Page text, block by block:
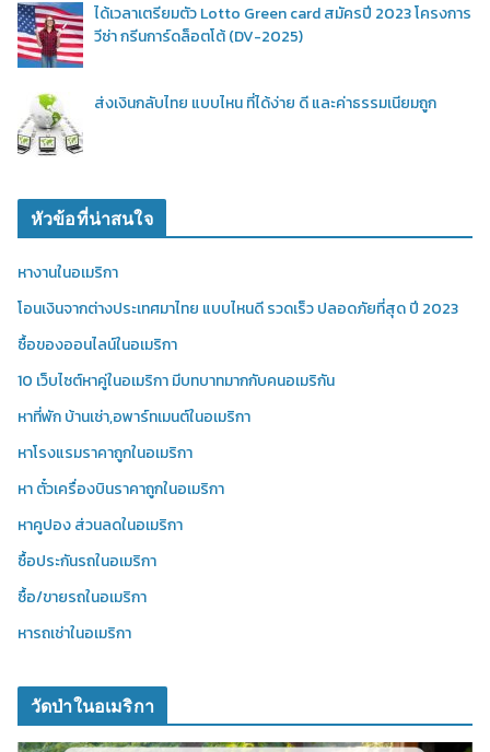
ได้เวลาเตรียมตัว Lotto Green card สมัครปี 2023 โครงการ
วีซ่า กรีนการ์ดล็อตโต้ (DV-2025)
ส่งเงินกลับไทย แบบไหน ที่ได้ง่าย ดี และค่าธรรมเนียมถูก
หัวข้อที่น่าสนใจ
หางานในอเมริกา
โอนเงินจากต่างประเทศมาไทย แบบไหนดี รวดเร็ว ปลอดภัยที่สุด ปี 2023
ซื้อของออนไลน์ในอเมริกา
10 เว็บไซต์หาคู่ในอเมริกา มีบทบาทมากกับคนอเมริกัน
หาที่พัก บ้านเช่า,อพาร์ทเมนต์ในอเมริกา
หาโรงแรมราคาถูกในอเมริกา
หา ตั๋วเครื่องบินราคาถูกในอเมริกา
หาคูปอง ส่วนลดในอเมริกา
ซื้อประกันรถในอเมริกา
ซื้อ/ขายรถในอเมริกา
หารถเช่าในอเมริกา
วัดป่าในอเมริกา